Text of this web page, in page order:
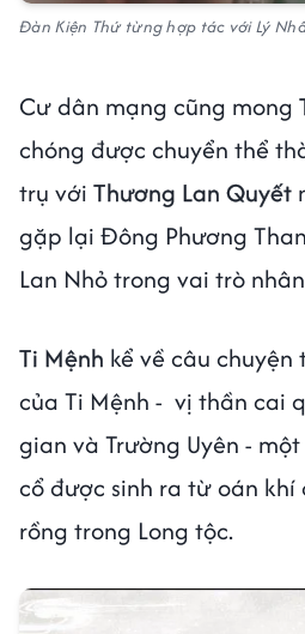
Đàn Kiện Thứ từng hợp tác với Lý
Cư dân mạng cũng mong
chóng được chuyển thể
trụ với Thương Lan Quyết
gặp lại Đông Phương
Lan Nhỏ trong vai trò
Ti Mệnh kể về câu
của Ti Mệnh - vị thần cai
gian và Trường Uyên -
cổ được sinh ra từ oán khí
rồng trong Long tộc.